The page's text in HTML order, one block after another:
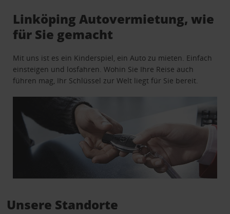
Linköping Autovermietung, wie
für Sie gemacht
Mit uns ist es ein Kinderspiel, ein Auto zu mieten. Einfach
einsteigen und losfahren. Wohin Sie Ihre Reise auch
führen mag, Ihr Schlüssel zur Welt liegt für Sie bereit.
Unsere Standorte